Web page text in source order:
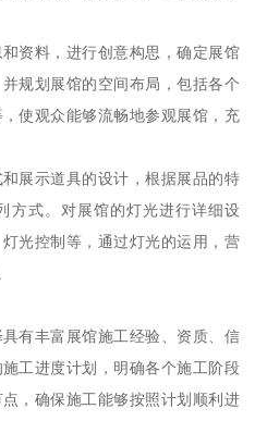
资料，进行创意构思，确定展馆
规划展馆的空间布局，包括各个
使观众能够流畅地参观展馆，充
展示道具的设计，根据展品的特
方式。对展馆的灯光进行详细设
光控制等，通过灯光的运用，营
有丰富展馆施工经验、资质、信
工进度计划，明确各个施工阶段
，确保施工能够按照计划顺利进